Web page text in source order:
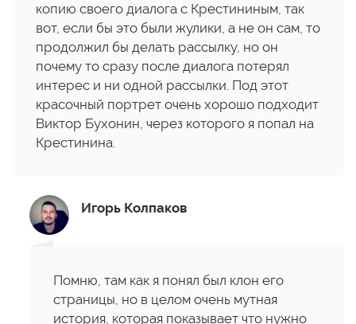
копию своего диалога с Крестининым, так
вот, если бы это были жулики, а не он сам, то
продолжил бы делать рассылку, но он
почему то сразу после диалога потерял
интерес и ни одной рассылки. Под этот
красочный портрет очень хорошо подходит
Виктор Бухонин, через которого я попал на
Крестинина.
Игорь Колпаков
Помню, там как я понял был клон его
страницы, но в целом очень мутная
история, которая показывает что нужно